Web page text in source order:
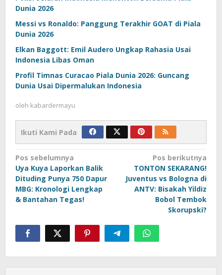
Dunia 2026
Messi vs Ronaldo: Panggung Terakhir GOAT di Piala
Dunia 2026
Elkan Baggott: Emil Audero Ungkap Rahasia Usai
Indonesia Libas Oman
Profil Timnas Curacao Piala Dunia 2026: Guncang
Dunia Usai Dipermalukan Indonesia
oleh kabardermayu
Ikuti Kami Pada
Navigasi
pos
Pos sebelumnya
Uya Kuya Laporkan Balik
Dituding Punya 750 Dapur
MBG: Kronologi Lengkap
& Bantahan Tegas!
Pos berikutnya
TONTON SEKARANG!
Juventus vs Bologna di
ANTV: Bisakah Yildiz
Bobol Tembok
Skorupski?